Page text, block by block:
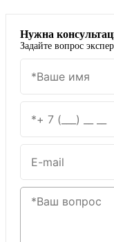
Нужна
Задайте вопрос